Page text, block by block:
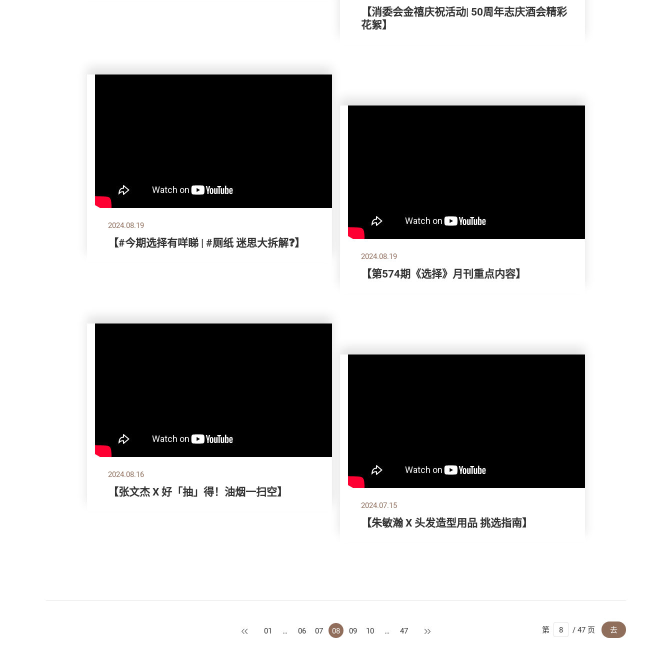
【消委会金禧庆祝活动| 50周年志庆酒会精彩
花絮】
2024.08.19
【#今期选择有咩睇 | #厕纸 迷思大拆解❓】
2024.08.19
【第574期《选择》月刊重点内容】
2024.08.16
【张文杰 X 好「抽」得！油烟一扫空】
2024.07.15
【朱敏瀚 X 头发造型用品 挑选指南】
上一页
01 … 06 07 08 09 10 … 47 下一页 第 / 47 页 去